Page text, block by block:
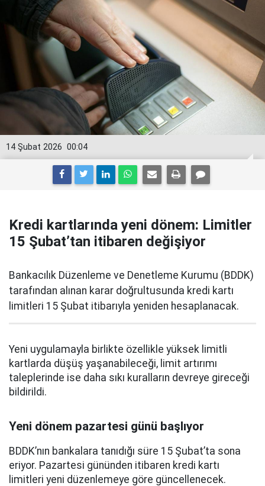
00:04
14 Şubat 2026
Kredi kartlarında yeni dönem: Limitler
15 Şubat’tan itibaren değişiyor
Bankacılık Düzenleme ve Denetleme Kurumu (BDDK)
tarafından alınan karar doğrultusunda kredi kartı
limitleri 15 Şubat itibarıyla yeniden hesaplanacak.
Yeni uygulamayla birlikte özellikle yüksek limitli
kartlarda düşüş yaşanabileceği, limit artırımı
taleplerinde ise daha sıkı kuralların devreye gireceği
bildirildi.
Yeni dönem pazartesi günü başlıyor
BDDK’nın bankalara tanıdığı süre 15 Şubat’ta sona
eriyor. Pazartesi gününden itibaren kredi kartı
limitleri yeni düzenlemeye göre güncellenecek.